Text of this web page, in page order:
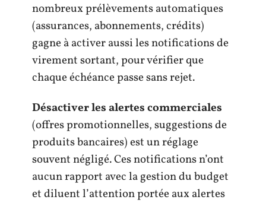
nombreux prélèvements automatiques
(assurances, abonnements, crédits)
gagne à activer aussi les notifications de
virement sortant, pour vérifier que
chaque échéance passe sans rejet.
Désactiver les alertes commerciales
(offres promotionnelles, suggestions de
produits bancaires) est un réglage
souvent négligé. Ces notifications n’ont
aucun rapport avec la gestion du budget
et diluent l’attention portée aux alertes